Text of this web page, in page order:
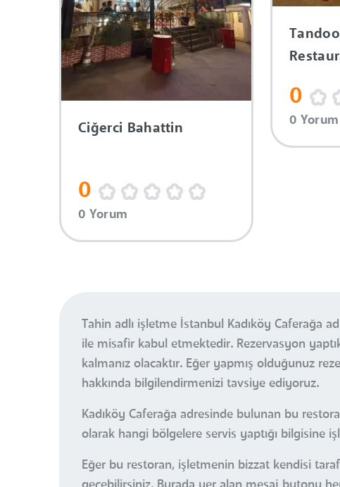
Ciğerci Bahattin
0
0 Yorum
0
0 Yorum
Tahin adlı işletme İstanbul Kadıköy Caferağa
ile misafir kabul etmektedir. Rezervasyon
kalmanız olacaktır. Eğer yapmış olduğunuz
hakkında bilgilendirmenizi tavsiye ediyoruz.
Kadıköy Caferağa adresinde bulunan bu
olarak hangi bölgelere servis yaptığı bilgisine
Eğer bu restoran, işletmenin bizzat kendisi